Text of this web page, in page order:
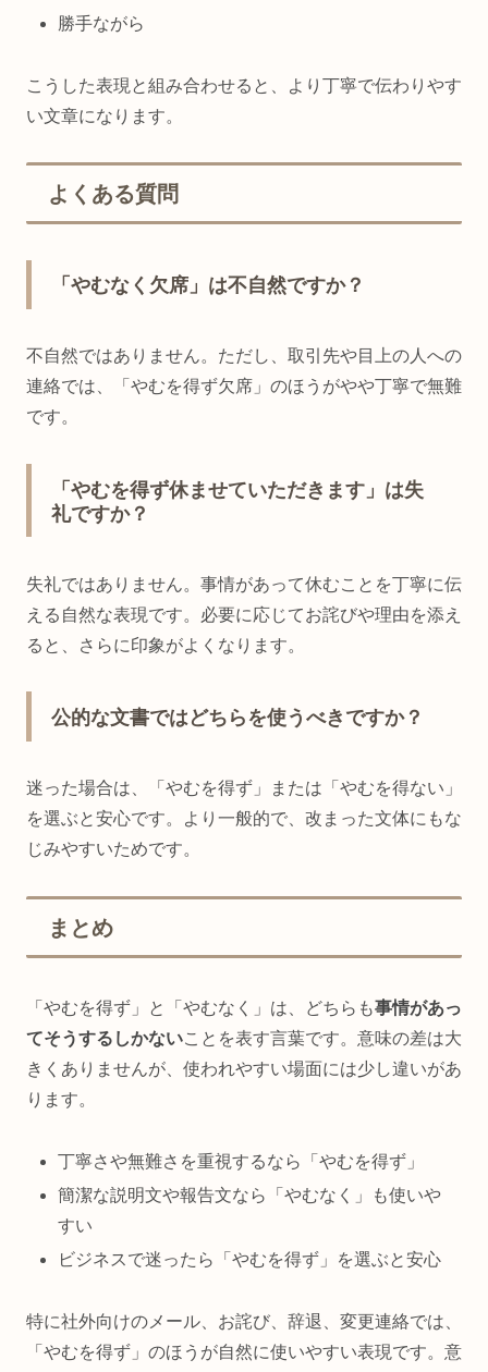
勝手ながら
こうした表現と組み合わせると、より丁寧で伝わりやす
い文章になります。
よくある質問
「やむなく欠席」は不自然ですか？
不自然ではありません。ただし、取引先や目上の人への
連絡では、「やむを得ず欠席」のほうがやや丁寧で無難
です。
「やむを得ず休ませていただきます」は失
礼ですか？
失礼ではありません。事情があって休むことを丁寧に伝
える自然な表現です。必要に応じてお詫びや理由を添え
ると、さらに印象がよくなります。
公的な文書ではどちらを使うべきですか？
迷った場合は、「やむを得ず」または「やむを得ない」
を選ぶと安心です。より一般的で、改まった文体にもな
じみやすいためです。
まとめ
「やむを得ず」と「やむなく」は、どちらも事情があっ
てそうするしかないことを表す言葉です。意味の差は大
きくありませんが、使われやすい場面には少し違いがあ
ります。
丁寧さや無難さを重視するなら「やむを得ず」
簡潔な説明文や報告文なら「やむなく」も使いや
すい
ビジネスで迷ったら「やむを得ず」を選ぶと安心
特に社外向けのメール、お詫び、辞退、変更連絡では、
「やむを得ず」のほうが自然に使いやすい表現です。意